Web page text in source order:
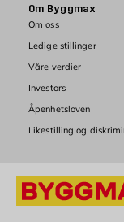
Om Byggmax
Om oss
Ledige stillinger
Våre verdier
Investors
Åpenhetsloven
Likestilling og